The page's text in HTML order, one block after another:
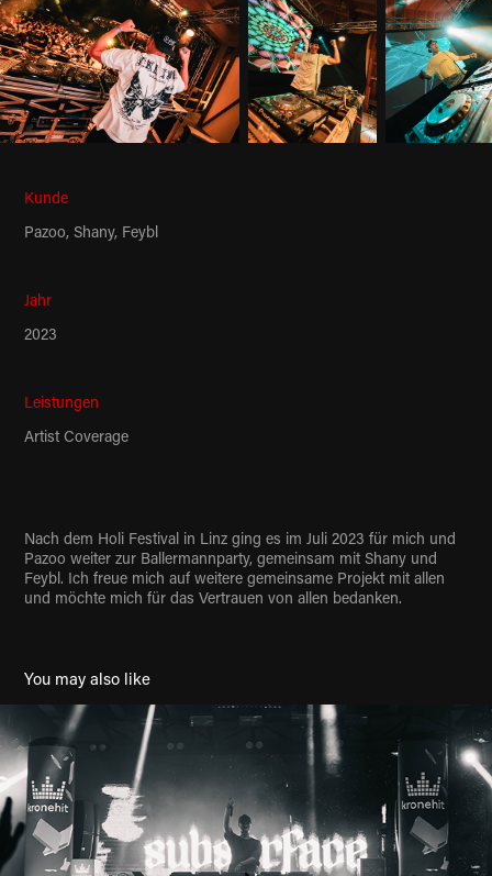
Kunde
Pazoo, Shany, Feybl
Jahr
2023
Leistungen
Artist Coverage
Nach dem Holi Festival in Linz ging es im Juli 2023 für mich und
Pazoo weiter zur Ballermannparty, gemeinsam mit Shany und
Feybl. Ich freue mich auf weitere gemeinsame Projekt mit allen
und möchte mich für das Vertrauen von allen bedanken.
You may also like
SUBSURFACE
2024